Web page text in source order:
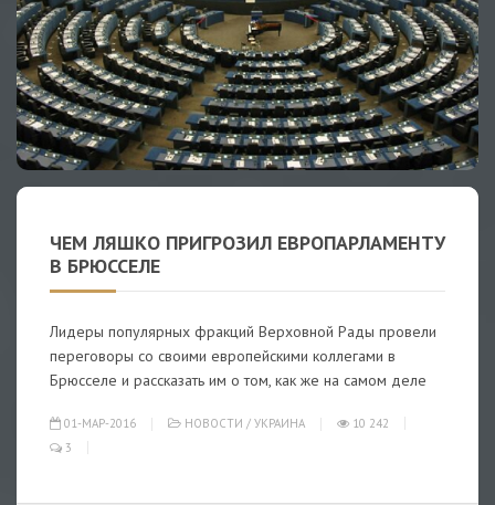
ЧЕМ ЛЯШКО ПРИГРОЗИЛ ЕВРОПАРЛАМЕНТУ
В БРЮССЕЛЕ
Лидеры популярных фракций Верховной Рады провели
переговоры со своими европейскими коллегами в
Брюсселе и рассказать им о том, как же на самом деле
01-МАР-2016 НОВОСТИ / УКРАИНА
10 242
3